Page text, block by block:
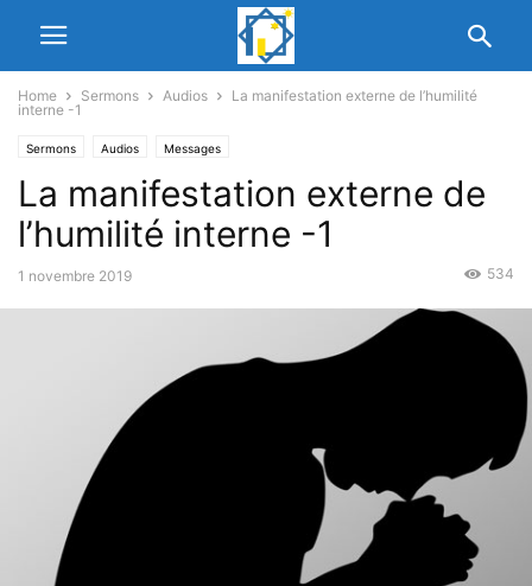
Home Sermons Audios
La manifestation externe de l’humilité
interne -1
Sermons Audios Messages
La manifestation externe de
l’humilité interne -1
1 novembre 2019 534